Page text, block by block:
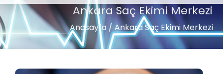
Ankara Saç Ekimi Merkezi
Anasayfa / Ankara Saç Ekimi Merkezi